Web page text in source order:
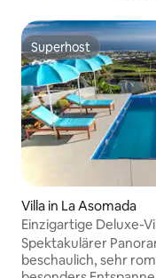
Superhost
Superhost
Villa in La Asomada
Einzigartige Deluxe-
privater beheizter
Spektakulärer
beschaulich, sehr